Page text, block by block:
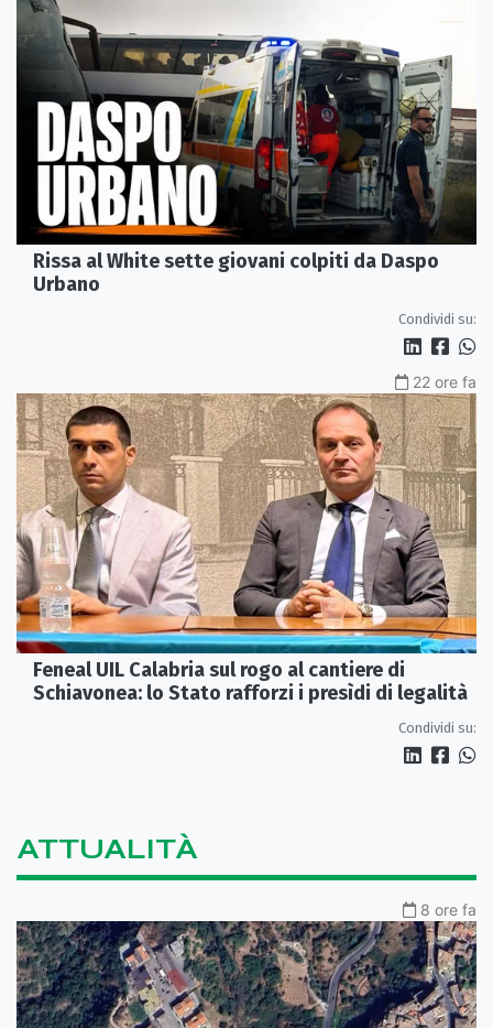
Rissa al White sette giovani colpiti da Daspo
Urbano
Condividi su:
22 ore fa
Feneal UIL Calabria sul rogo al cantiere di
Schiavonea: lo Stato rafforzi i presìdi di legalità
Condividi su:
ATTUALITÀ
8 ore fa